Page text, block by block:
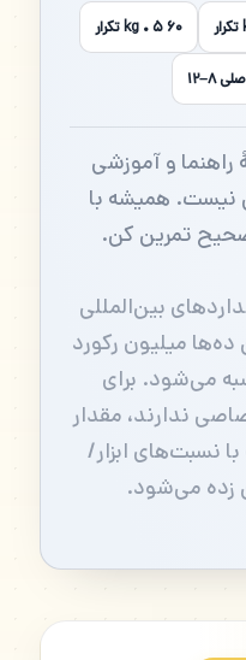
۶۰ kg • ۵ تکرار
۸–۱۲
راهنما و آموزشی
نیست. همیشه با
صحیح تمرین کن.
بین‌المللی
ده‌ها میلیون رکورد
می‌شود. برای
ندارند، مقدار
نسبت‌های ابزار/
زده می‌شود.